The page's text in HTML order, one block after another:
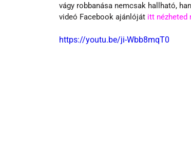
vágy robbanása nemcsak hallható,
videó Facebook ajánlóját itt nézheted
https://youtu.be/ji-Wbb8mqT0